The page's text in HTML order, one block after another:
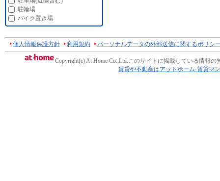
駐輪場
バイク置き場
個人情報保護方針 利用規約 パーソナルデータの外部送信に関するポリシ
Copyright(c) At Home Co.,Ltd.このサイトに掲載している情報の
賃貸や不動産はアットホーム-賃貸マ